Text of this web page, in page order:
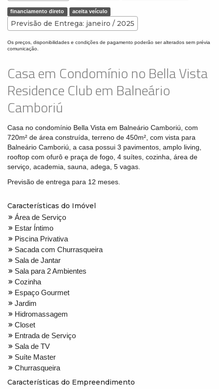
financiamento direto aceita veículo
Previsão de Entrega: janeiro / 2025
Os preços, disponibilidades e condições de pagamento poderão ser alterados sem prévia
comunicação.
Casa em Condomínio no Bella Vista
Residence Club em Balneário
Camboriú
Casa no condomínio Bella Vista em Balneário Camboriú, com
720m² de área construída, terreno de 450m², com vista para
Balneário Camboriú, a casa possui 3 pavimentos, amplo living,
rooftop com ofurô e praça de fogo, 4 suítes, cozinha, área de
serviço, academia, sauna, adega, 5 vagas.
Previsão de entrega para 12 meses.
Características do Imóvel
Área de Serviço
Estar Íntimo
Piscina Privativa
Sacada com Churrasqueira
Sala de Jantar
Sala para 2 Ambientes
Cozinha
Espaço Gourmet
Jardim
Hidromassagem
Closet
Entrada de Serviço
Sala de TV
Suíte Master
Churrasqueira
Características do Empreendimento